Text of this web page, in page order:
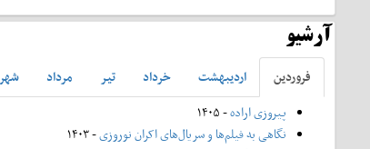
آرشیو
فروردين ارديبهشت خرداد تير مرداد
پیروزی اراده- ۱۴۰۵
نگاهی به فیلم‌ها و سریال‌های اکران نوروزی- ۱۴۰۳